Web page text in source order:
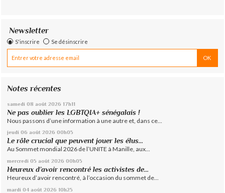
Newsletter
S'inscrire Se désinscrire
Notes récentes
samedi 08 août 2026 17h11
Ne pas oublier les LGBTQIA+ sénégalais !
Nous passons d’une information à une autre et, dans ce...
jeudi 06 août 2026 00h05
Le rôle crucial que peuvent jouer les élus...
Au Sommet mondial 2026 de l’UNITE à Manille, aux...
mercredi 05 août 2026 00h05
Heureux d’avoir rencontré les activistes de...
Heureux d’avoir rencontré, à l’occasion du sommet de...
mardi 04 août 2026 10h25